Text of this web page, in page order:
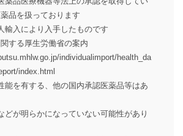
品を扱っております
輸入により入手したものです
する厚生労働省の案内
individualimport/health_da
index.html
能を有する、他の国内承認医薬品等はあ
どが明らかになっていない可能性があり